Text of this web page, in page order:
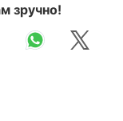
зручно!